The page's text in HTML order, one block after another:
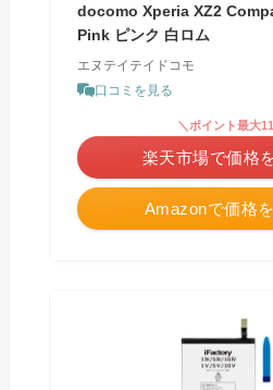
docomo Xperia XZ2
Pink ピンク 白ロム
エヌテイテイドコモ
口コミを見る
Amazonで価格
＼ポイント最大
楽天市場で価格